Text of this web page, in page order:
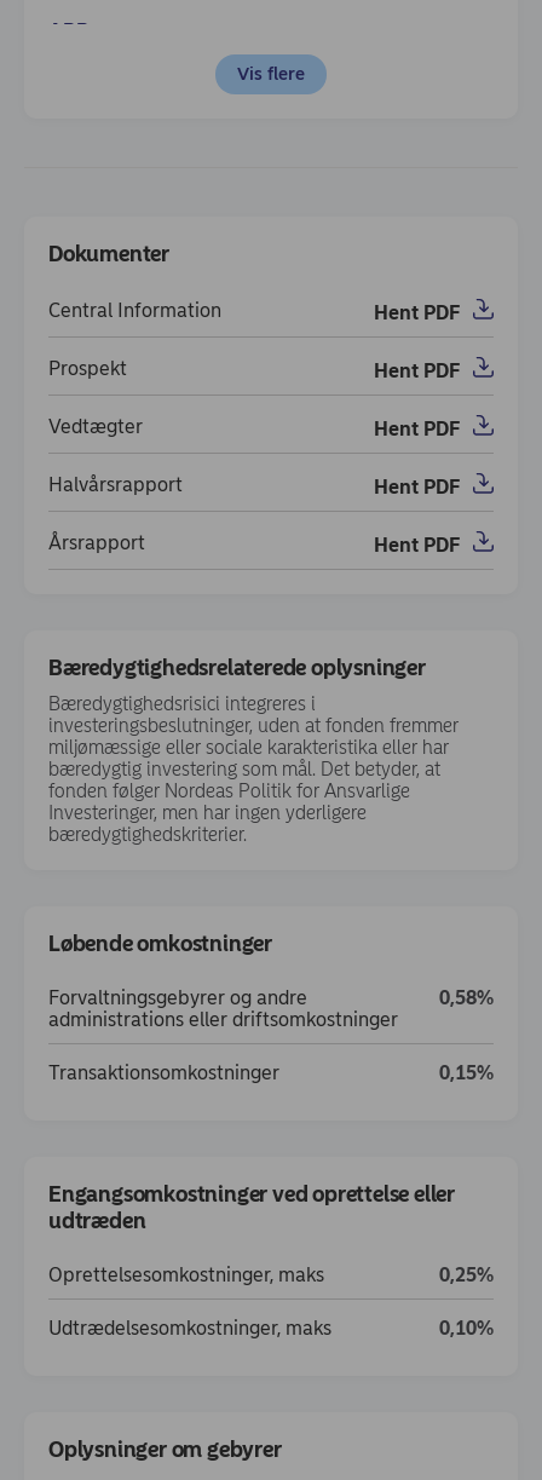
ABB
Industri
Vis flere
Dokumenter
Central Information Hent PDF
(opens in new window)
Prospekt Hent PDF
(opens in new window)
Vedtægter Hent PDF
(opens in new window)
Halvårsrapport Hent PDF
(opens in new window)
Årsrapport Hent PDF
(opens in new window)
Bæredygtighedsrelaterede oplysninger
Bæredygtighedsrisici integreres i
investeringsbeslutninger, uden at fonden fremmer
miljømæssige eller sociale karakteristika eller har
bæredygtig investering som mål. Det betyder, at
fonden følger Nordeas Politik for Ansvarlige
Investeringer, men har ingen yderligere
bæredygtighedskriterier.
Løbende omkostninger
Forvaltningsgebyrer og andre
administrations eller driftsomkostninger
0,58%
Transaktionsomkostninger 0,15%
Engangsomkostninger ved oprettelse eller
udtræden
Oprettelsesomkostninger, maks 0,25%
Udtrædelsesomkostninger, maks 0,10%
Oplysninger om gebyrer